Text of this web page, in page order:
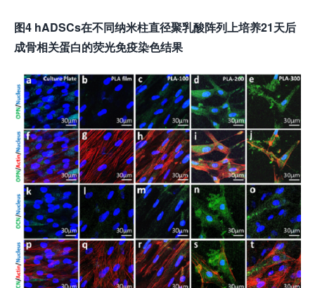
图4 hADSCs在不同纳米柱直径聚乳酸阵列上培养21天后
成骨相关蛋白的荧光免疫染色结果